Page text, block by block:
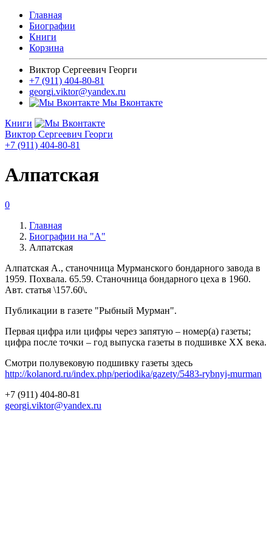
Главная
Биографии
Книги
Корзина
Виктор Сергеевич Георги
+7 (911) 404-80-81
georgi.viktor@yandex.ru
Мы Вконтакте
Книги
Виктор Сергеевич Георги
+7 (911) 404-80-81
Алпатская
0
Главная
Биографии на "А"
Алпатская
Алпатская А., станочница Мурманского бондарного завода в
1959. Похвала. 65.59. Станочница бондарного цеха в 1960.
Авт. статья \157.60\.
Публикации в газете "Рыбный Мурман".
Первая цифра или цифры через запятую – номер(а) газеты;
цифра после точки – год выпуска газеты в подшивке ХХ века.
Смотри полувековую подшивку газеты здесь
http://kolanord.ru/index.php/periodika/gazety/5483-rybnyj-murman
+7 (911) 404-80-81
georgi.viktor@yandex.ru